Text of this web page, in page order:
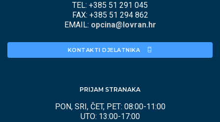
TEL: +385 51 291 045
FAX: +385 51 294 862
EMAIL: opcina@lovran.hr
KONTAKTI DJELATNIKA
PRIJAM STRANAKA
PON, SRI, ČET, PET: 08:00-11:00
UTO: 13:00-17:00